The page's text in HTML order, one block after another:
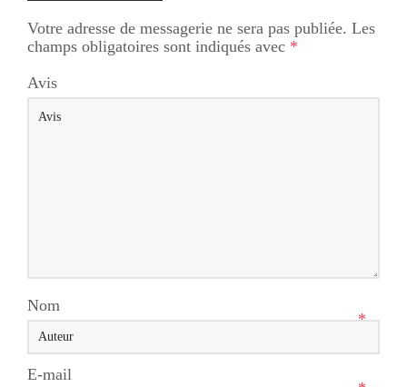
Votre adresse de messagerie ne sera pas publiée. Les
champs obligatoires sont indiqués avec *
Avis
Nom
*
E-mail